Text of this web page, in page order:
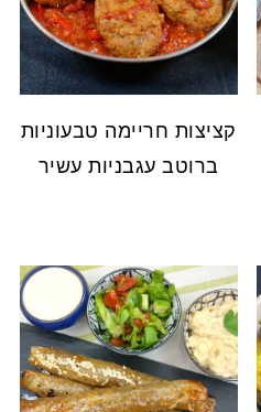
קציצות חריימה טבעוניות
ברוטב עגבניות עשיר